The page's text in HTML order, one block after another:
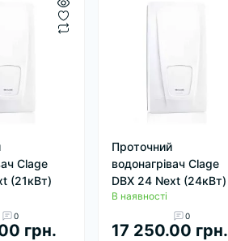
Clage
(21кВт)
0
грн.
Проточний
водонагрівач Clage
DBX 24 Next (24кВт)
В наявності
0
17 250.00 грн.